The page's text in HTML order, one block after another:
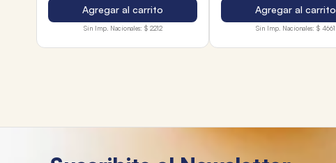
Agregar al carrito
Sin Imp. Nacionales: $ 2212
Agregar al carrito
Sin Imp. Nacionales: $ 4661